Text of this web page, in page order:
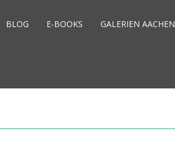
BLOG E-BOOKS GALERIEN AACHEN